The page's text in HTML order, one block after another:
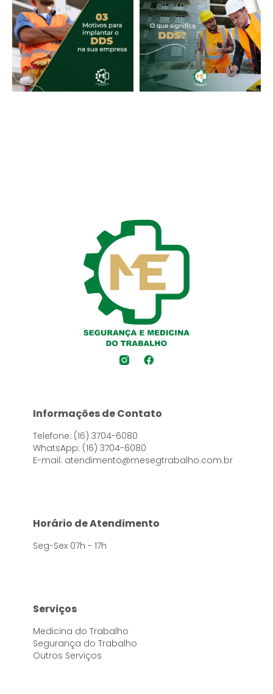
Informações de Contato
Telefone: (16) 3704-6080
WhatsApp: (16) 3704-6080
E-mail: atendimento@mesegtrabalho.com.br
Horário de Atendimento
Seg-Sex 07h - 17h
Serviços
Medicina do Trabalho
Segurança do Trabalho
Outros Serviços